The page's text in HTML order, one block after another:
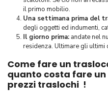
il primo mobilio.
Una settimana prima del
degli oggetti ed indumenti,
Il giorno prima: andate nel
residenza. Ultimare gli ultimi
Come fare un
quanto costa fare
prezzi traslochi !